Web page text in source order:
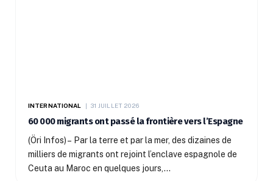
INTERNATIONAL 31 JUILLET 2026
60 000 migrants ont passé la frontière vers l’Espagne
(Öri Infos) – Par la terre et par la mer, des dizaines de
milliers de migrants ont rejoint l’enclave espagnole de
Ceuta au Maroc en quelques jours,…